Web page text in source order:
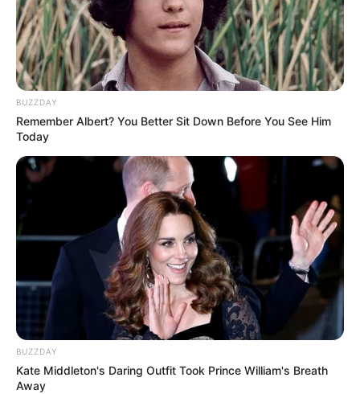
8 Kata Lucu Seputar Malam
Minggu ala Jomblo yang Bikin
Ngenes
10 Desain Kanopi Tempat
Tidur, Serasa Beristirahat di
Kamar Raja
BUZZDAY
Remember Albert? You Better Sit Down Before You See Him
Today
BUZZDAY
Kate Middleton's Daring Outfit Took Prince William's Breath
Away